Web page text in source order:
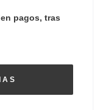
pagos, tras